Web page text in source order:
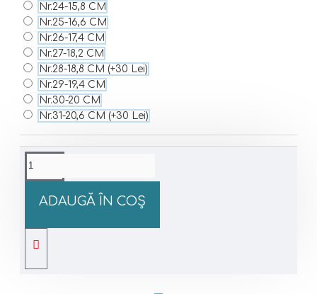
Nr.24-15,8 CM
Nr.25-16,6 CM
Nr.26-17,4 CM
Nr.27-18,2 CM
Nr.28-18,8 CM (+30 Lei)
Nr.29-19,4 CM
Nr.30-20 CM
Nr.31-20,6 CM (+30 Lei)
ADAUGĂ ÎN COŞ